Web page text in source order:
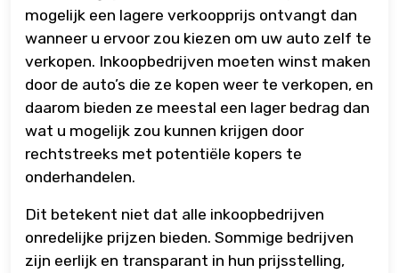
mogelijk een lagere verkoopprijs ontvangt dan
wanneer u ervoor zou kiezen om uw auto zelf te
verkopen. Inkoopbedrijven moeten winst maken
door de auto’s die ze kopen weer te verkopen, en
daarom bieden ze meestal een lager bedrag dan
wat u mogelijk zou kunnen krijgen door
rechtstreeks met potentiële kopers te
onderhandelen.
Dit betekent niet dat alle inkoopbedrijven
onredelijke prijzen bieden. Sommige bedrijven
zijn eerlijk en transparant in hun prijsstelling,